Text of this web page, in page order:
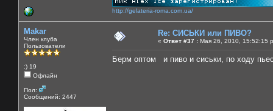
http://gelateria-roma.com.ua/
Makar
Член клуба
Пользователи
:) 19
Офлайн
Пол:
Сообщений: 2447
Re: СИСЬКИ или ПИВО?
« Ответ #37 : Мая 26, 2010, 15:52:15
Берм оптом и пиво и сиськи, по ходу